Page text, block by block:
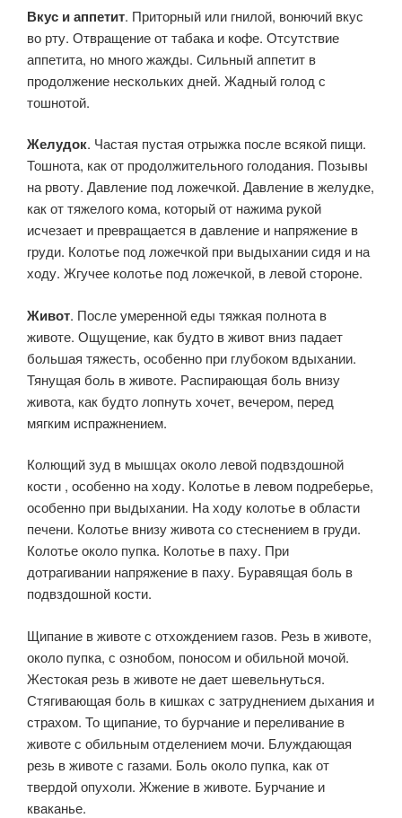
Вкус и аппетит. Приторный или гнилой, вонючий вкус
во рту. Отвращение от табака и кофе. Отсутствие
аппетита, но много жаж­ды. Сильный аппетит в
продолжение нескольких дней. Жадный го­лод с
тошнотой.
Желудок. Частая пустая отрыжка после всякой пищи.
Тошнота, как от продолжительного голодания. Позывы
на рвоту. Давление под ложечкой. Давление в желудке,
как от тяжелого кома, который от нажима рукой
исчезает и превращается в давление и напряжение в
груди. Колотье под ложечкой при выдыхании сидя и на
ходу. Жгу­чее колотье под ложечкой, в левой стороне.
Живот. После умеренной еды тяжкая полнота в
животе. Ощу­щение, как будто в живот вниз падает
большая тяжесть, особенно при глубоком вдыхании.
Тянущая боль в животе. Распирающая боль внизу
живота, как будто лопнуть хочет, вечером, перед
мягким ис­пражнением.
Колющий зуд в мышцах около левой подвздошной
кости , особенно на ходу. Колотье в левом подреберье,
особенно при выдыхании. На ходу колотье в области
печени. Колотье внизу живо­та со стеснением в груди.
Колотье около пупка. Колотье в паху. При
дотрагивании напряжение в паху. Буравящая боль в
подвздошной кости.
Щипание в животе с отхождением газов. Резь в животе,
около пупка, с ознобом, поносом и обильной мочой.
Жестокая резь в жи­воте не дает шевельнуться.
Стягивающая боль в кишках с затрудне­нием дыхания и
страхом. То щипание, то бурчание и переливание в
животе с обильным отделением мочи. Блуждающая
резь в животе с газами. Боль около пупка, как от
твердой опухоли. Жжение в живо­те. Бурчание и
кваканье.